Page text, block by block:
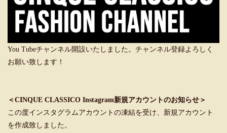
You Tubeチャンネル開設いたしました。チャンネル登録よろしく
お願い致します！
＜CINQUE CLASSICO Instagram新規アカウントのお知らせ＞
この度インスタグラムアカウントの凍結を受け、新規アカウント
を作成致しました。